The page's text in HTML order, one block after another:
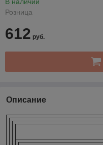
Розница
612 руб.
Описание